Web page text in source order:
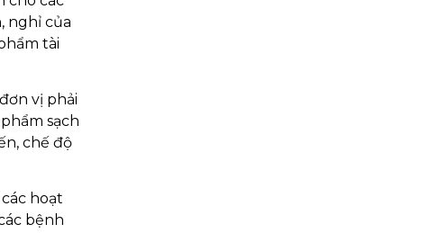
nghỉ của
tài
vị phải
sạch
chế độ
hoạt
bệnh